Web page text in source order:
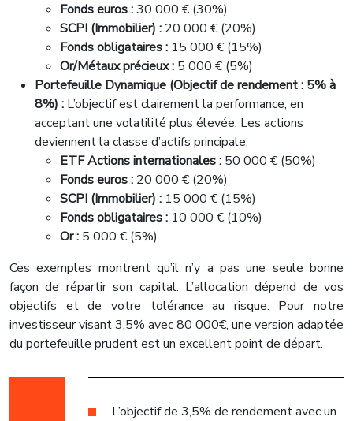
Fonds euros :30 000 € (30%)
SCPI (Immobilier) : 20 000 € (20%)
Fonds obligataires : 15 000 € (15%)
Or/Métaux précieux : 5 000 € (5%)
Portefeuille Dynamique (Objectif de rendement : 5% à
8%) : L’objectif est clairement la performance, en
acceptant une volatilité plus élevée. Les actions
deviennent la classe d’actifs principale.
ETF Actions internationales : 50 000 € (50%)
Fonds euros : 20 000 € (20%)
SCPI (Immobilier) : 15 000 € (15%)
Fonds obligataires : 10 000 € (10%)
Or : 5 000 € (5%)
Ces exemples montrent qu’il n’y a pas une seule bonne
façon de répartir son capital. L’allocation dépend de vos
objectifs et de votre tolérance au risque. Pour notre
investisseur visant 3,5% avec 80 000€, une version adaptée
du portefeuille prudent est un excellent point de départ.
L’objectif de 3,5% de rendement avec un